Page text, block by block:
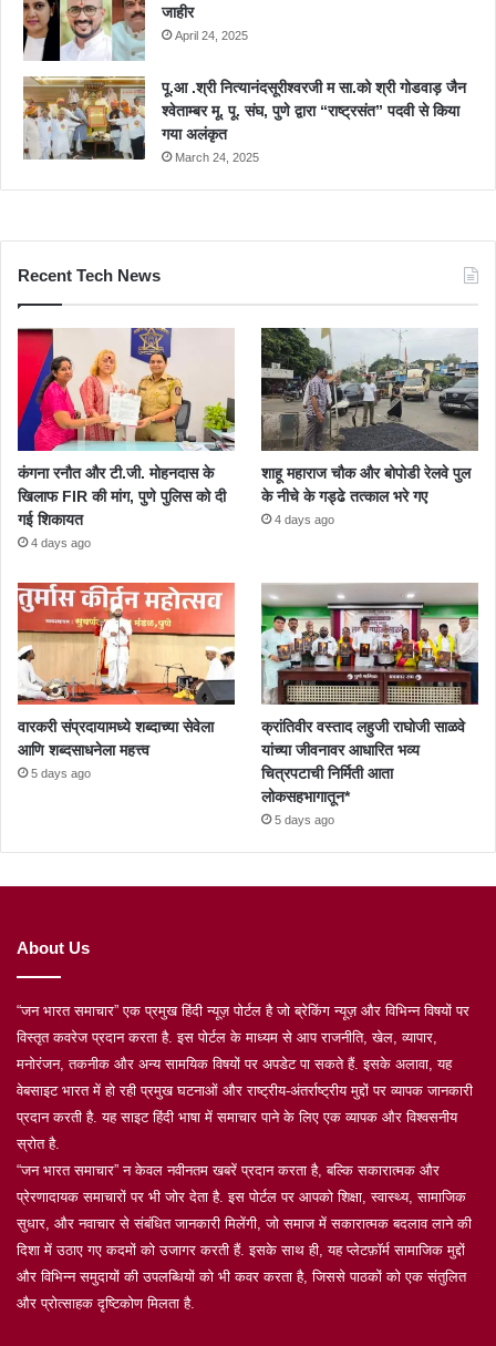
जाहीर
April 24, 2025
पू.आ .श्री नित्यानंदसूरीश्वरजी म सा.को श्री गोडवाड़ जैन
श्वेताम्बर मू. पू. संघ, पुणे द्वारा “राष्ट्रसंत” पदवी से किया
गया अलंकृत
March 24, 2025
Recent Tech News
कंगना रनौत और टी.जी. मोहनदास के
खिलाफ FIR की मांग, पुणे पुलिस को दी
गई शिकायत
4 days ago
शाहू महाराज चौक और बोपोडी रेलवे पुल
के नीचे के गड्ढे तत्काल भरे गए
4 days ago
वारकरी संप्रदायामध्ये शब्दाच्या सेवेला
आणि शब्दसाधनेला महत्त्व
5 days ago
क्रांतिवीर वस्ताद लहुजी राघोजी साळवे
यांच्या जीवनावर आधारित भव्य
चित्रपटाची निर्मिती आता
लोकसहभागातून*
5 days ago
About Us
“जन भारत समाचार” एक प्रमुख हिंदी न्यूज़ पोर्टल है जो ब्रेकिंग न्यूज़ और विभिन्न विषयों पर
विस्तृत कवरेज प्रदान करता है. इस पोर्टल के माध्यम से आप राजनीति, खेल, व्यापार,
मनोरंजन, तकनीक और अन्य सामयिक विषयों पर अपडेट पा सकते हैं. इसके अलावा, यह
वेबसाइट भारत में हो रही प्रमुख घटनाओं और राष्ट्रीय-अंतर्राष्ट्रीय मुद्दों पर व्यापक जानकारी
प्रदान करती है. यह साइट हिंदी भाषा में समाचार पाने के लिए एक व्यापक और विश्वसनीय
स्रोत है.
“जन भारत समाचार” न केवल नवीनतम खबरें प्रदान करता है, बल्कि सकारात्मक और
प्रेरणादायक समाचारों पर भी जोर देता है. इस पोर्टल पर आपको शिक्षा, स्वास्थ्य, सामाजिक
सुधार, और नवाचार से संबंधित जानकारी मिलेंगी, जो समाज में सकारात्मक बदलाव लाने की
दिशा में उठाए गए कदमों को उजागर करती हैं. इसके साथ ही, यह प्लेटफ़ॉर्म सामाजिक मुद्दों
और विभिन्न समुदायों की उपलब्धियों को भी कवर करता है, जिससे पाठकों को एक संतुलित
और प्रोत्साहक दृष्टिकोण मिलता है.